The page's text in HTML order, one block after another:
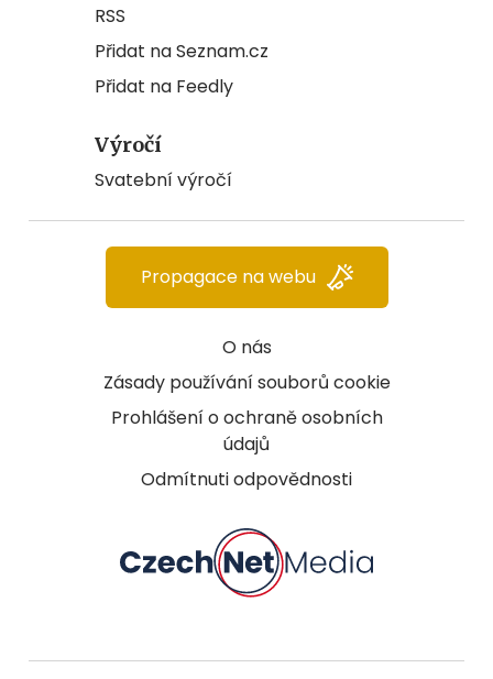
RSS
Přidat na Seznam.cz
Přidat na Feedly
Výročí
Svatební výročí
O nás
Zásady používání souborů cookie
Prohlášení o ochraně osobních
údajů
Odmítnuti odpovědnosti
Propagace na webu